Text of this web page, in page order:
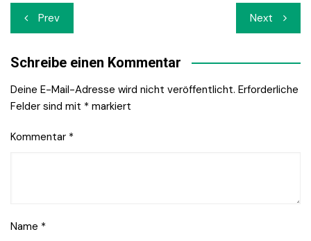
Beitrags-
Navigation
Prev Next
Schreibe einen Kommentar
Deine E-Mail-Adresse wird nicht veröffentlicht. Erforderliche
Felder sind mit * markiert
Kommentar *
Name *